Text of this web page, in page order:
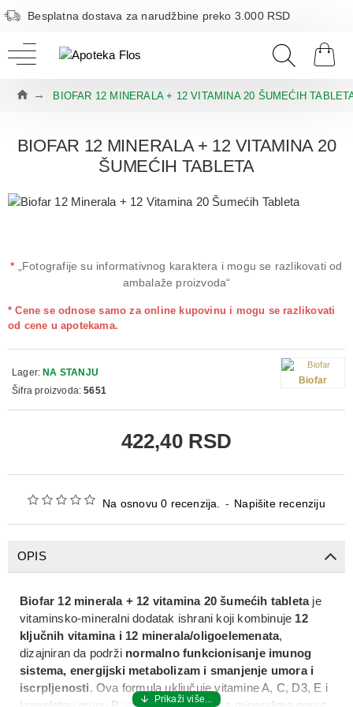
Besplatna dostava za narudžbine preko 3.000 RSD
BIOFAR 12 MINERALA + 12 VITAMINA 20 ŠUMEĆIH
BIOFAR 12 MINERALA + 12 VITAMINA 20
ŠUMEĆIH TABLETA
* „Fotografije su informativnog karaktera i mogu se razlikovati od
ambalaže proizvoda“
Na osnovu 0 recenzija. - Napišite recenziju
* Cene se odnose samo za online kupovinu i mogu se razlikovati
od cene u apotekama.
422,40 RSD
Lager: NA STANJU
Šifra proizvoda: 5651
Biofar
OPIS
Biofar 12 minerala + 12 vitamina 20 šumećih tabletaje
vitaminsko‑mineralni dodatak ishrani koji kombinuje 12
ključnih vitamina i 12 minerala/oligoelemenata,
dizajniran da podrži normalno funkcionisanje imunog
sistema, energijski metabolizam i smanjenje umora i
iscrpljenosti. Ova formula uključuje vitamine A, C, D3, E i